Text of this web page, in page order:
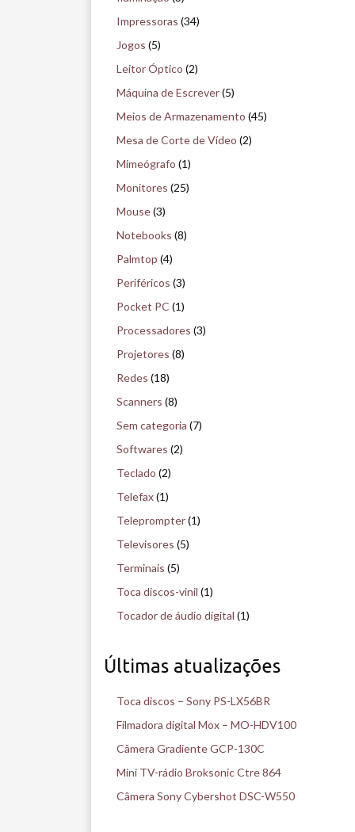
Impressoras (34)
Jogos (5)
Leitor Óptico (2)
Máquina de Escrever(5)
Meios de Armazenamento (45)
Mesa de Corte de Vídeo (2)
Mimeógrafo (1)
Monitores (25)
Mouse(3)
Notebooks (8)
Palmtop (4)
Periféricos (3)
Pocket PC (1)
Processadores (3)
Projetores (8)
Redes (18)
Scanners (8)
Sem categoria (7)
Softwares (2)
Teclado (2)
Telefax(1)
Teleprompter(1)
Televisores (5)
Terminais (5)
Toca discos-vinil (1)
Tocador de áudio digital (1)
Últimas atualizações
Toca discos – Sony PS-LX56BR
Filmadora digital Mox – MO-HDV100
Câmera Gradiente GCP-130C
Mini TV-rádio Broksonic Ctre 864
Câmera Sony Cybershot DSC-W550